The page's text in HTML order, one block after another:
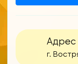
Адрес
г.